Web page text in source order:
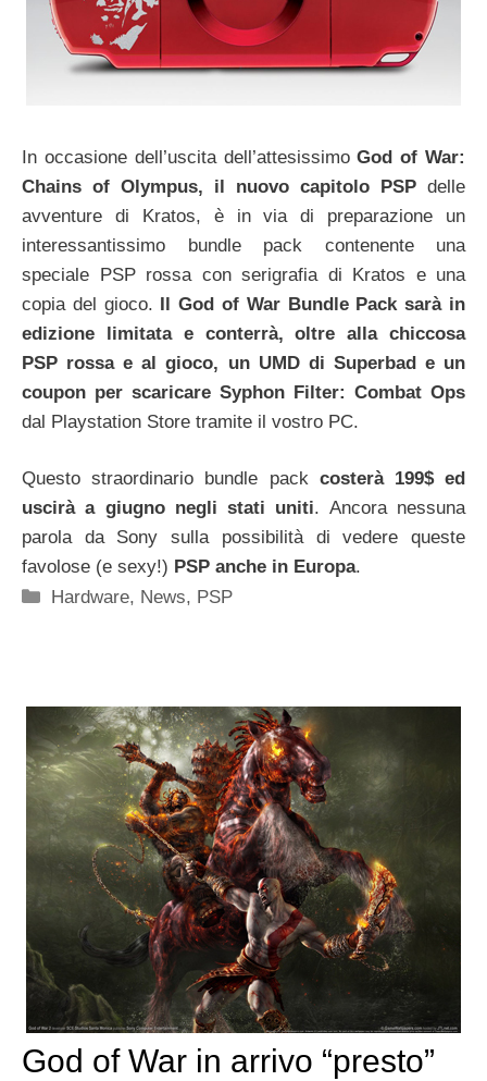
In occasione dell’uscita dell’attesissimoGod of War:
Chains of Olympus, il nuovo capitolo PSP delle
avventure di Kratos, è in via di preparazione un
interessantissimo bundle pack contenente una
speciale PSP rossa con serigrafia di Kratos e una
copia del gioco. Il God of War Bundle Pack sarà in
edizione limitata e conterrà, oltre alla chiccosa
PSP rossa e al gioco, un UMD di Superbad e un
coupon per scaricare Syphon Filter: Combat Ops
dal Playstation Store tramite il vostro PC.
Questo straordinario bundle pack costerà 199$ ed
uscirà a giugno negli stati uniti. Ancora nessuna
parola da Sony sulla possibilità di vedere queste
favolose (e sexy!) PSP anche in Europa.
Categorie
Hardware, News, PSP
God of War in arrivo “presto”